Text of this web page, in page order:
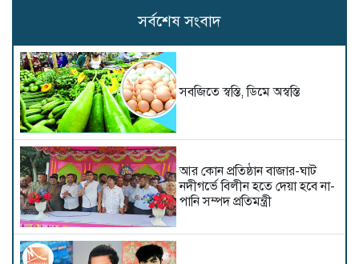
সর্বশেষ সংবাদ
সবজিতে স্বস্তি, ডিমে অস্বস্তি
আর কোন প্রতিষ্ঠান বাজার-ঘাট
নদীগর্ভে বিলীন হতে দেয়া হবে না-
পানি সম্পদ প্রতিমন্ত্রী